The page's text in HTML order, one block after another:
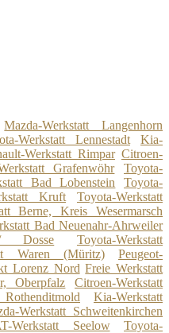
Mazda-Werkstatt Langenhorn
Werkstatt Lennestadt
Kia-
Werkstatt Rimpar Citroen-
Grafenwöhr
Toyota-
Bad Lobenstein
Toyota-
Kruft
Toyota-Werkstatt
Berne, Kreis Wesermarsch
Bad Neuenahr-Ahrweiler
Dosse
Toyota-Werkstatt
Waren (Müritz)
Peugeot-
Lorenz Nord Freie Werkstatt
Oberpfalz
Citroen-Werkstatt
Kia-Werkstatt
Werkstatt Schweitenkirchen
Werkstatt Seelow
Toyota-